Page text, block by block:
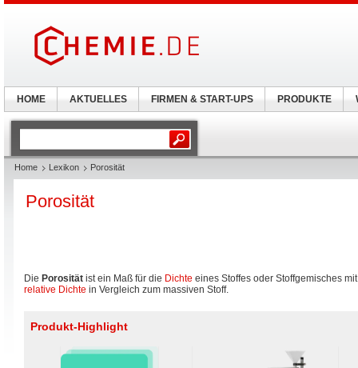
Home Lexikon Porosität
Porosität
Die Porosität ist ein Maß für die Dichte eines Stoffes oder Stoffgemisches
relative Dichte in Vergleich zum massiven Stoff.
Produkt-Highlight
HOME AKTUELLES FIRMEN & START-UPS PRODUKTE